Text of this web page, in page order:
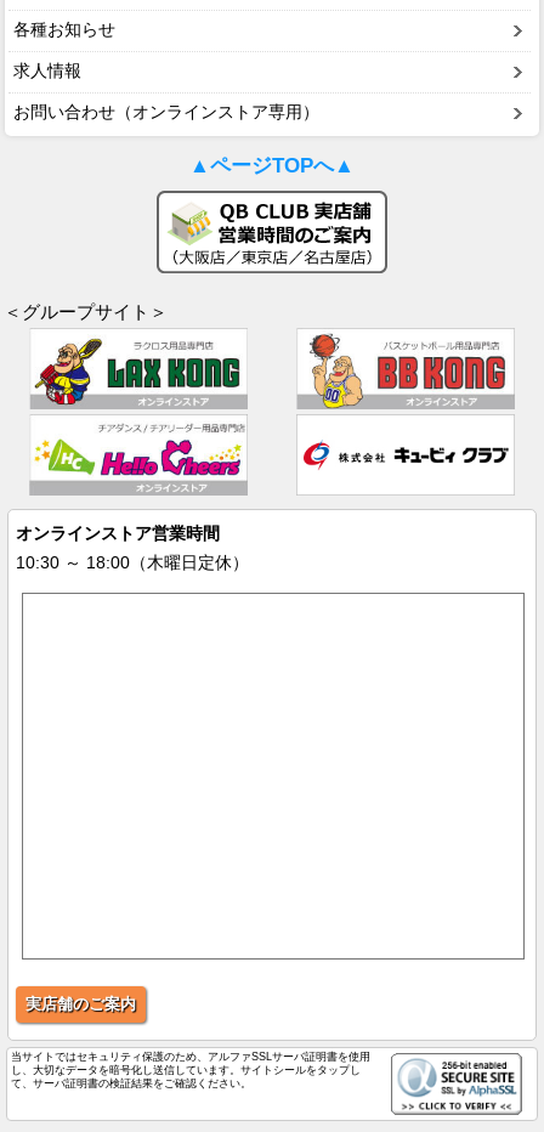
各種お知らせ
求人情報
お問い合わせ（オンラインストア専用）
▲ページTOPへ▲
＜グループサイト＞
オンラインストア営業時間
10:30 ～ 18:00（木曜日定休）
実店舗のご案内
当サイトではセキュリティ保護のため、アルファSSLサーバ証明書を使用
し、大切なデータを暗号化し送信しています。サイトシールをタップし
て、サーバ証明書の検証結果をご確認ください。